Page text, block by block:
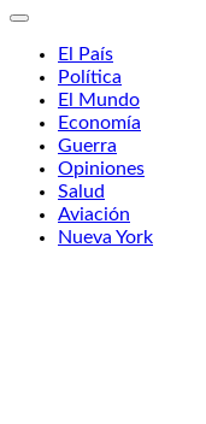
El País
Política
El Mundo
Economía
Guerra
Opiniones
Salud
Aviación
Nueva York